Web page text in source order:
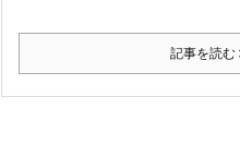
記事を読む